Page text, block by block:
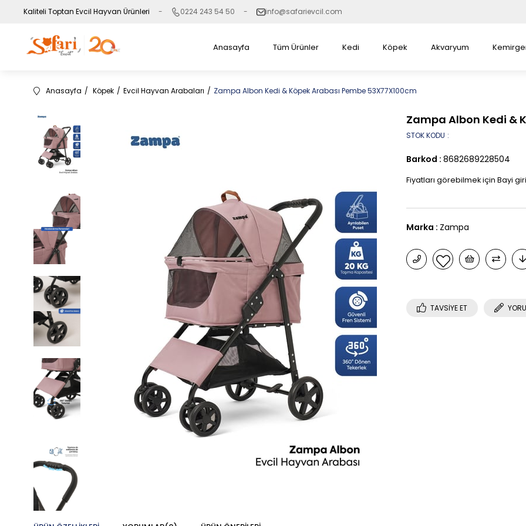
Kaliteli Toptan Evcil Hayvan Ürünleri 0224 243 54 50 info@safarievcil.com
Anasayfa Tüm Ürünler Kedi Köpek Akvaryum
Anasayfa Köpek Evcil Hayvan Arabaları Zampa Albon Kedi & Köpek Arabası Pembe 53X77X100cm
Zampa Albon Kedi &
STOK KODU
Barkod : 8682689228504
Fiyatları görebilmek için Bayi
Marka : Zampa
TAVSIYE ET